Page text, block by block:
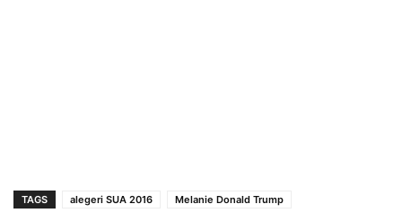
TAGS alegeri SUA 2016
Melanie Donald Trump